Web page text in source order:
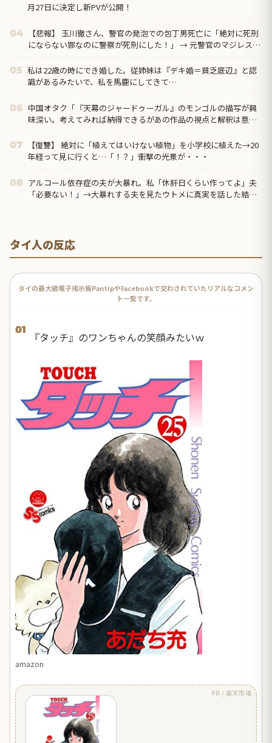
月27日に決定し新PVが公開！
04
【悲報】 玉川徹さん、警官の発泡での包丁男死亡に「絶対に死刑
にならない罪なのに警察が死刑にした！」 → 元警官のマジレスが
05 私は22歳の時にでき婚した。従姉妹は『デキ婚＝貧乏底辺』と認
識があるみたいで、私を馬鹿にしてきて…
06 中国オタク「『天幕のジャードゥーガル』のモンゴルの描写が興
味深い。考えてみれば納得できるがあの作品の視点と解釈は意外
07
【復讐】 絶対に「植えてはいけない植物」を小学校に植えた→20
年経って見に行くと…「！？」衝撃の光景が・・・
08 アルコール依存症の夫が大暴れ。私「休肝日くらい作ってよ」夫
「必要ない！」→大暴れする夫を見たウトメに真実を話した結
タイ人の反応
タイの最大級電子掲示板PantipやFacebookで交わされていたリアルなコメン
ト一覧です。
01
『タッチ』のワンちゃんの笑顔みたいｗ
amazon
PR / 楽天市場